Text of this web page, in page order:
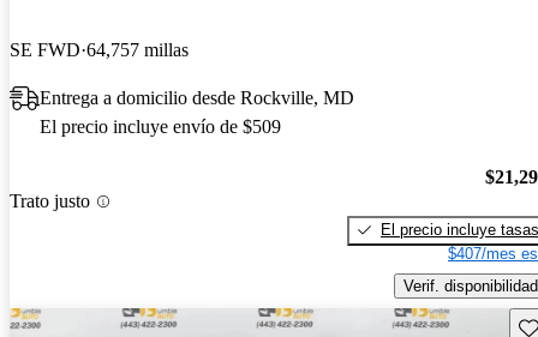
SE FWD 64,757 millas
Entrega a domicilio desde Rockville, MD
El precio incluye envío de $509
Trato justo
El precio incluye tasas
$407/mes
Verif. disponibilidad